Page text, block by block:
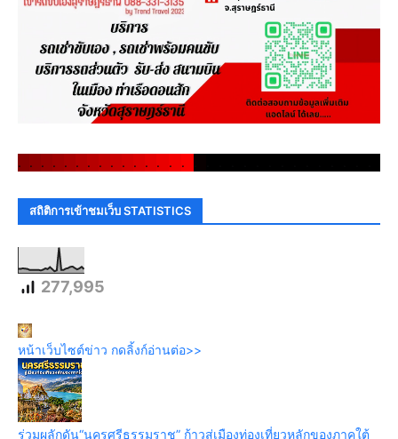
. . . . . . . . . . . . . . .
สถิติการเข้าชมเว็บ STATISTICS
277,995
หน้าเว็บไซต์ข่าว กดลิ้งก์อ่านต่อ>>
ร่วมผลักดัน“นครศรีธรรมราช” ก้าวสู่เมืองท่องเที่ยวหลักของภาคใต้